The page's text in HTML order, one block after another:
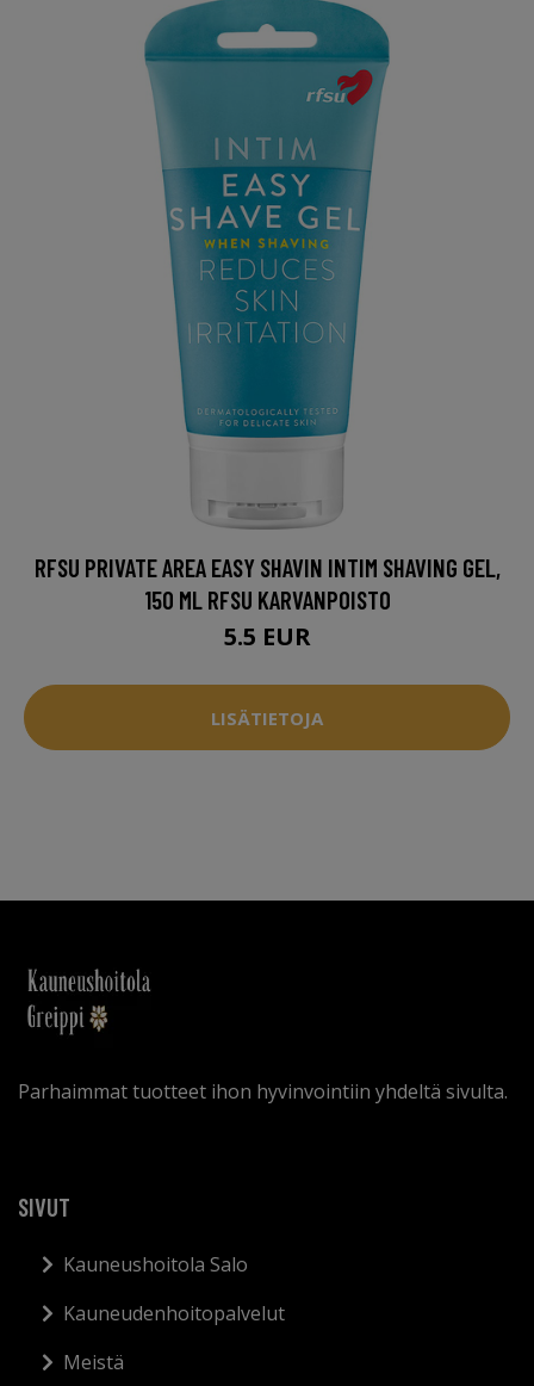
RFSU PRIVATE AREA EASY SHAVIN INTIM SHAVING GEL,
150 ML RFSU KARVANPOISTO
5.5 EUR
LISÄTIETOJA
Parhaimmat tuotteet ihon hyvinvointiin yhdeltä sivulta.
SIVUT
Kauneushoitola Salo
Kauneudenhoitopalvelut
Meistä